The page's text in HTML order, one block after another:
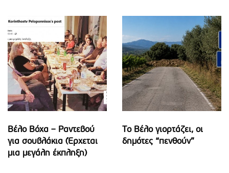
Βέλο Βόχα – Ραντεβού
για σουβλάκια (Έρχεται
μια μεγάλη έκπληξη)
Το Βέλο γιορτάζει, οι
δημότες “πενθούν”